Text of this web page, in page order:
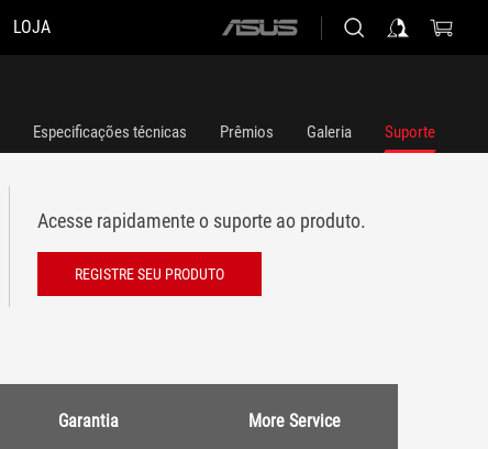
LOJA
ASUS
Especificações técnicas Prêmios Galeria Suporte
Acesse rapidamente o suporte ao produto.
REGISTRE SEU PRODUTO
Garantia More Service